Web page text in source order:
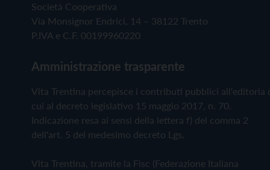
Società Cooperativa
Via Monsignor Endrici, 14 – 38122 Trento
P.IVA e C.F. 00199960220
Amministrazione trasparente
Vita Trentina percepisce i contributi pubblici all'editoria
cui al decreto legislativo 15 maggio 2017, n. 70.
Indicazione resa ai sensi della lettera f) del comma 2
dell'art. 5 del medesimo decreto Lgs.
Vita Trentina, tramite la Fisc (Federazione Italiana